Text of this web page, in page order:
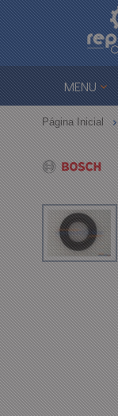
MENU
Página Inicial